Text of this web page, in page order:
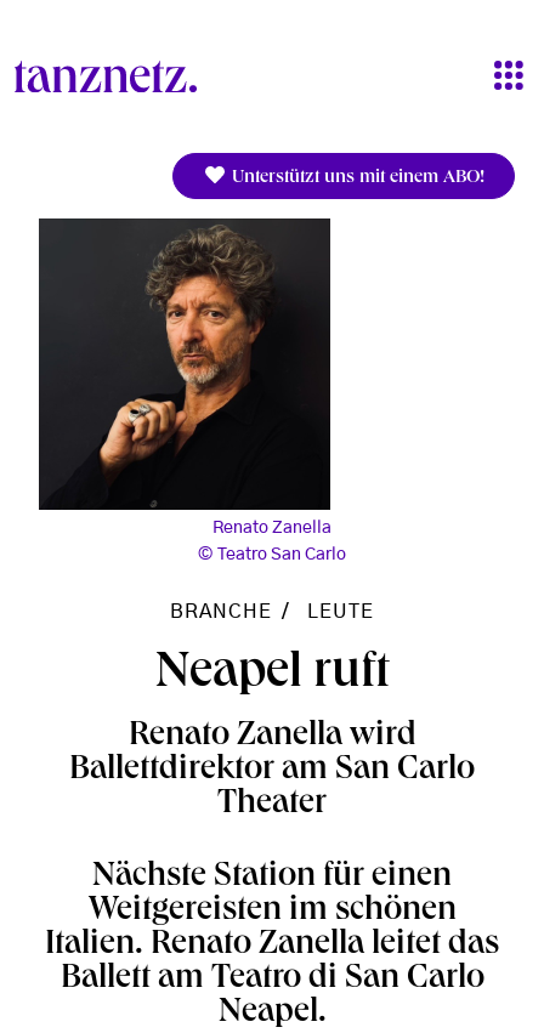
Unterstützt uns mit einem ABO!
Renato Zanella
Teatro San Carlo
BRANCHE LEUTE
Neapel ruft
Renato Zanella wird
Ballettdirektor am San Carlo
Theater
Nächste Station für einen
Weitgereisten im schönen
Italien. Renato Zanella leitet das
Ballett am Teatro di San Carlo
Neapel.